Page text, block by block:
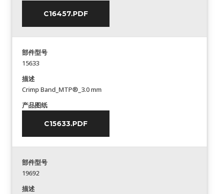
C16457.PDF
部件型号
15633
描述
Crimp Band_MTP®_3.0 mm
产品图纸
C15633.PDF
部件型号
19692
描述